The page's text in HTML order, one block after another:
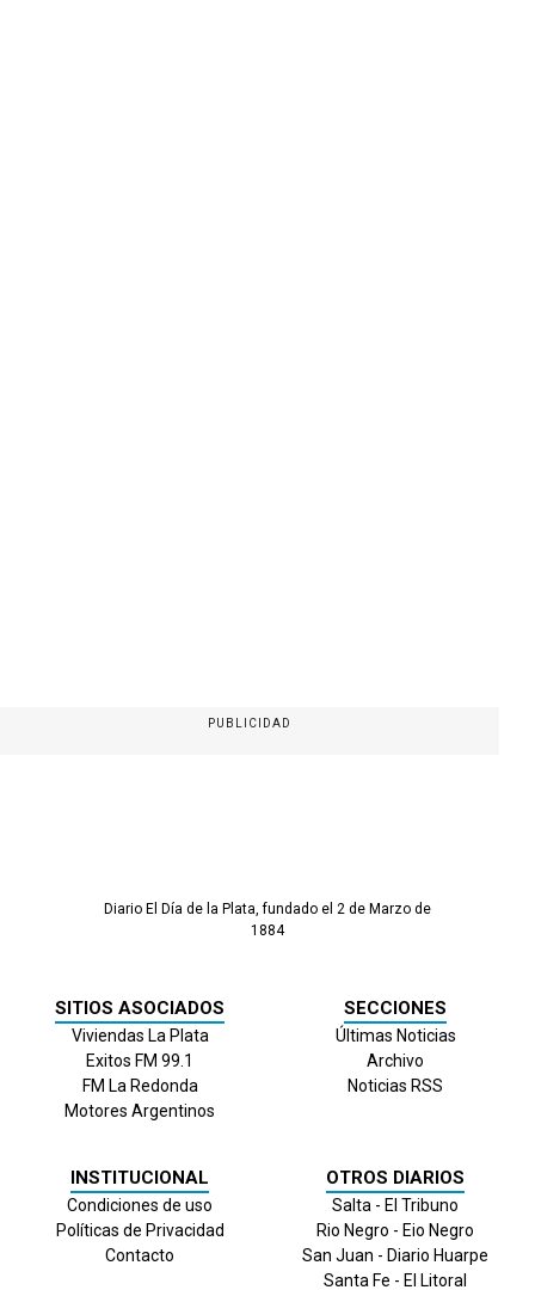
PUBLICIDAD
Diario El Día de la Plata, fundado el 2 de Marzo de
1884
SITIOS ASOCIADOS
Viviendas La Plata
Exitos FM 99.1
FM La Redonda
Motores Argentinos
SECCIONES
Últimas Noticias
Archivo
Noticias RSS
INSTITUCIONAL
Condiciones de uso
Políticas de Privacidad
Contacto
OTROS DIARIOS
Salta - El Tribuno
Rio Negro - Eio Negro
San Juan - Diario Huarpe
Santa Fe - El Litoral